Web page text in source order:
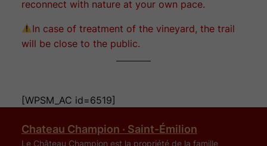
reconnect with nature at your own pace.
In case of treatment of the vineyard, the trail
will be close to the public.
[WPSM_AC id=6519]
Chateau Champion · Saint-Émilion
Le Château Champion est la propriété de la famille